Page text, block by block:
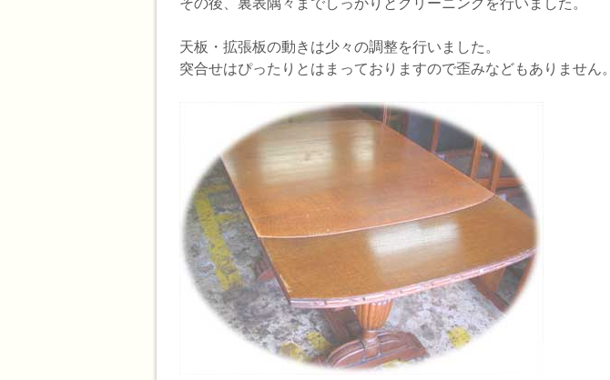
その後、裏表隅々までしっかりとクリーニングを行いました。
天板・拡張板の動きは少々の調整を行いました。
突合せはぴったりとはまっておりますので歪みなどもありません。